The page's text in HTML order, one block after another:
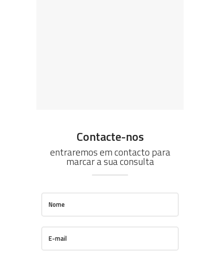
Contacte-nos
entraremos em contacto para
marcar a sua consulta